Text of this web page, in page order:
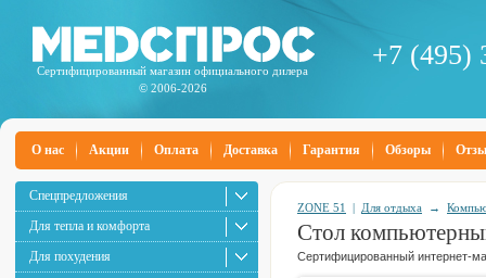
Сертифицированный магазин официального дилера
© 2006-2026
+7 (495)
О нас Акции Оплата Доставка Гарантия Обзоры
Спецпредложения
Для тепла и комфорта
Для похудения
ZONE 51 | Для отдыха →
Стол
Сертифицированный интернет-